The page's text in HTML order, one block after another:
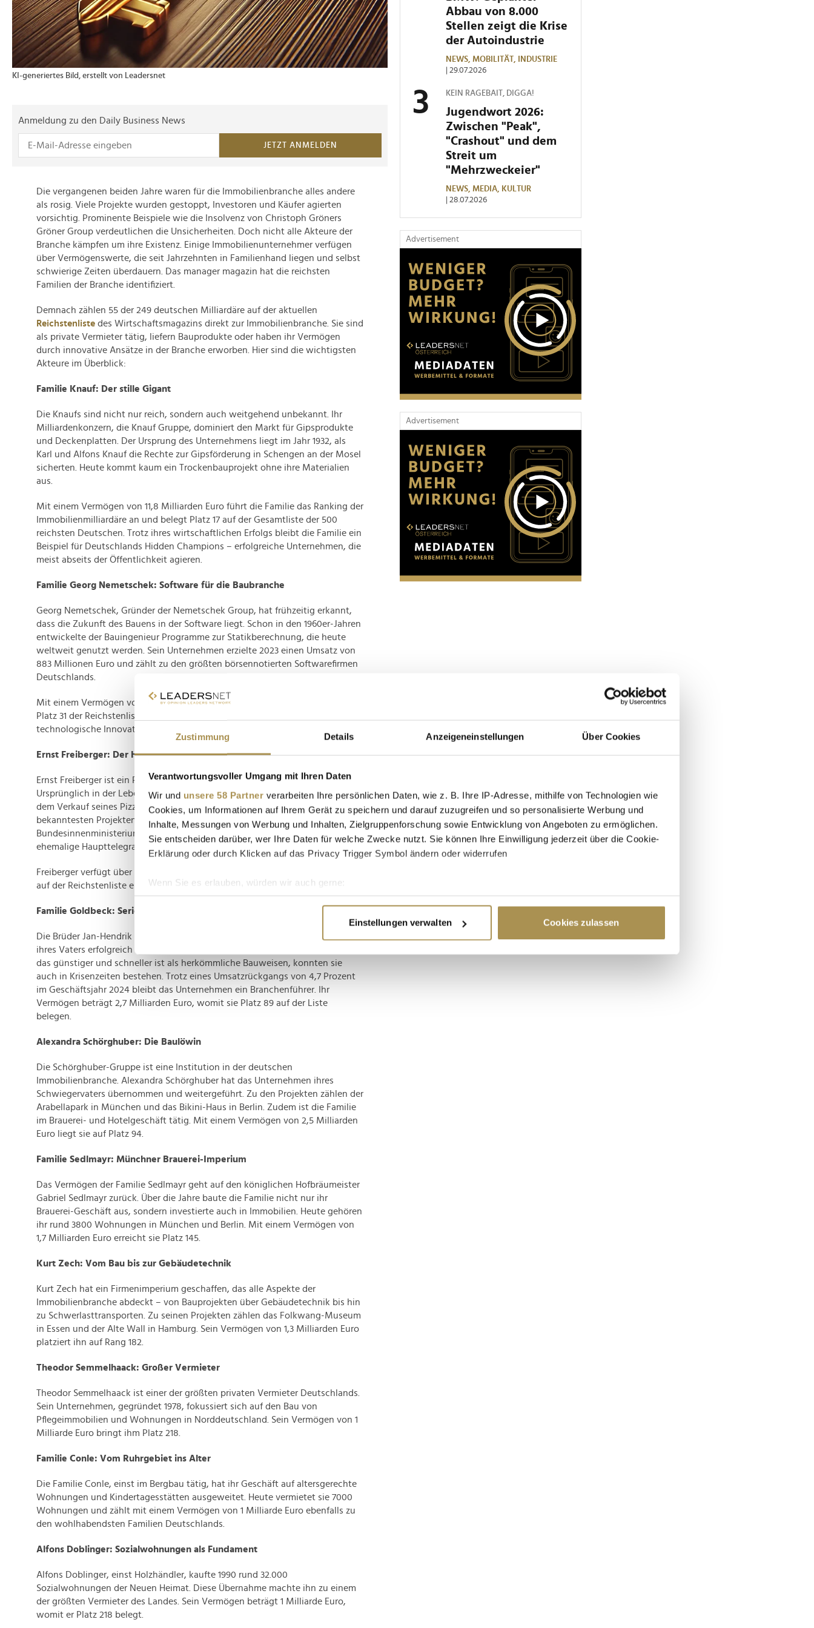
Zustimmung Details Anzeigeneinstellungen Über Cookies
Verantwortungsvoller Umgang mit Ihren Daten
Wir und unsere 58 Partner verarbeiten Ihre persönlichen Daten, wie z. B. Ihre IP-Adresse, mithilfe von Technologien wie
Cookies, um Informationen auf Ihrem Gerät zu speichern und darauf zuzugreifen und so personalisierte Werbung und
Inhalte, Messungen von Werbung und Inhalten, Zielgruppenforschung sowie Entwicklung von Angeboten zu ermöglichen.
Sie entscheiden darüber, wer Ihre Daten für welche Zwecke nutzt. Sie können Ihre Einwilligung jederzeit über die Cookie-
Erklärung oder durch Klicken auf das Privacy Trigger Symbol ändern oder widerrufen
Wenn Sie es erlauben, würden wir auch gerne:
Informationen über Ihre geografische Lage erfassen, welche bis auf einige Meter genau sein können
Erfahren Sie mehr darüber, wie Ihre persönlichen Daten verarbeitet werden, und legen Sie Ihre Präferenzen im
Wir verwenden Cookies, um Inhalte und Anzeigen zu personalisieren, Funktionen für soziale Medien anbieten zu können
und die Zugriffe auf unsere Website zu analysieren. Außerdem geben wir Informationen zu Ihrer Verwendung unserer
Website an unsere Partner für soziale Medien, Werbung und Analysen weiter. Unsere Partner führen diese Informationen
Einstellungen verwalten Cookies zulassen
KI-generiertes Bild, erstellt von Leadersnet
Anmeldung zu den Daily Business News
JETZT ANMELDEN
Die vergangenen beiden Jahre waren für die Immobilienbranche alles andere
als rosig. Viele Projekte wurden gestoppt, Investoren und Käufer agierten
vorsichtig. Prominente Beispiele wie die Insolvenz von Christoph Gröners
Gröner Group verdeutlichen die Unsicherheiten. Doch nicht alle Akteure der
Branche kämpfen um ihre Existenz. Einige Immobilienunternehmer verfügen
über Vermögenswerte, die seit Jahrzehnten in Familienhand liegen und selbst
schwierige Zeiten überdauern. Das manager magazin hat die reichsten
Familien der Branche identifiziert.
Demnach zählen 55 der 249 deutschen Milliardäre auf der aktuellen
Reichstenliste des Wirtschaftsmagazins direkt zur Immobilienbranche. Sie sind
als private Vermieter tätig, liefern Bauprodukte oder haben ihr Vermögen
durch innovative Ansätze in der Branche erworben. Hier sind die wichtigsten
Akteure im Überblick:
Familie Knauf: Der stille Gigant
Die Knaufs sind nicht nur reich, sondern auch weitgehend unbekannt. Ihr
Milliardenkonzern, die Knauf Gruppe, dominiert den Markt für Gipsprodukte
und Deckenplatten. Der Ursprung des Unternehmens liegt im Jahr 1932, als
Karl und Alfons Knauf die Rechte zur Gipsförderung in Schengen an der Mosel
sicherten. Heute kommt kaum ein Trockenbauprojekt ohne ihre Materialien
aus.
Mit einem Vermögen von 11,8 Milliarden Euro führt die Familie das Ranking der
Immobilienmilliardäre an und belegt Platz 17 auf der Gesamtliste der 500
reichsten Deutschen. Trotz ihres wirtschaftlichen Erfolgs bleibt die Familie ein
Beispiel für Deutschlands Hidden Champions – erfolgreiche Unternehmen, die
meist abseits der Öffentlichkeit agieren.
Familie Georg Nemetschek: Software für die Baubranche
Georg Nemetschek, Gründer der Nemetschek Group, hat frühzeitig erkannt,
dass die Zukunft des Bauens in der Software liegt. Schon in den 1960er-Jahren
entwickelte der Bauingenieur Programme zur Statikberechnung, die heute
weltweit genutzt werden. Sein Unternehmen erzielte 2023 einen Umsatz von
883 Millionen Euro und zählt zu den größten börsennotierten Softwarefirmen
Deutschlands.
Mit einem Vermögen von 6,3 Milliarden Euro steht die Familie Nemetschek auf
Platz 31 der Reichstenliste. Ihr Erfolg unterstreicht, wie wichtig
technologische Innovationen in der Baubranche geworden sind.
Ernst Freiberger: Der Hauptstädter
Ernst Freiberger ist ein Paradebeispiel für unternehmerischen Wandel.
Ursprünglich in der Lebensmittelbranche tätig, investierte er den Gewinn aus
dem Verkauf seines Pizza-Unternehmens in Berliner Immobilien. Zu seinen
bekanntesten Projekten zählen das Spreebogen-Areal, in dem heute das
Bundesinnenministerium residiert, und historische Gebäude wie das
ehemalige Haupttelegrafenamt.
Freiberger verfügt über ein Vermögen von 3 Milliarden Euro, was ihm Platz 80
auf der Reichstenliste einbringt.
Familie Goldbeck: Serielle Sanierer
Die Brüder Jan-Hendrik und Jörg-Uwe Goldbeck haben das Bauunternehmen
ihres Vaters erfolgreich weiterentwickelt. Mit ihrem Fokus auf serielles Bauen,
das günstiger und schneller ist als herkömmliche Bauweisen, konnten sie
auch in Krisenzeiten bestehen. Trotz eines Umsatzrückgangs von 4,7 Prozent
im Geschäftsjahr 2024 bleibt das Unternehmen ein Branchenführer. Ihr
Vermögen beträgt 2,7 Milliarden Euro, womit sie Platz 89 auf der Liste
belegen.
Alexandra Schörghuber: Die Baulöwin
Die Schörghuber-Gruppe ist eine Institution in der deutschen
Immobilienbranche. Alexandra Schörghuber hat das Unternehmen ihres
Schwiegervaters übernommen und weitergeführt. Zu den Projekten zählen der
Arabellapark in München und das Bikini-Haus in Berlin. Zudem ist die Familie
im Brauerei- und Hotelgeschäft tätig. Mit einem Vermögen von 2,5 Milliarden
Euro liegt sie auf Platz 94.
Familie Sedlmayr: Münchner Brauerei-Imperium
Das Vermögen der Familie Sedlmayr geht auf den königlichen Hofbräumeister
Gabriel Sedlmayr zurück. Über die Jahre baute die Familie nicht nur ihr
Brauerei-Geschäft aus, sondern investierte auch in Immobilien. Heute gehören
ihr rund 3800 Wohnungen in München und Berlin. Mit einem Vermögen von
1,7 Milliarden Euro erreicht sie Platz 145.
Kurt Zech: Vom Bau bis zur Gebäudetechnik
Kurt Zech hat ein Firmenimperium geschaffen, das alle Aspekte der
Immobilienbranche abdeckt – von Bauprojekten über Gebäudetechnik bis hin
zu Schwerlasttransporten. Zu seinen Projekten zählen das Folkwang-Museum
in Essen und der Alte Wall in Hamburg. Sein Vermögen von 1,3 Milliarden Euro
platziert ihn auf Rang 182.
Theodor Semmelhaack: Großer Vermieter
Theodor Semmelhaack ist einer der größten privaten Vermieter Deutschlands.
Sein Unternehmen, gegründet 1978, fokussiert sich auf den Bau von
Pflegeimmobilien und Wohnungen in Norddeutschland. Sein Vermögen von 1
Milliarde Euro bringt ihm Platz 218.
Familie Conle: Vom Ruhrgebiet ins Alter
Die Familie Conle, einst im Bergbau tätig, hat ihr Geschäft auf altersgerechte
Wohnungen und Kindertagesstätten ausgeweitet. Heute vermietet sie 7000
Wohnungen und zählt mit einem Vermögen von 1 Milliarde Euro ebenfalls zu
den wohlhabendsten Familien Deutschlands.
Alfons Doblinger: Sozialwohnungen als Fundament
Alfons Doblinger, einst Holzhändler, kaufte 1990 rund 32.000
Sozialwohnungen der Neuen Heimat. Diese Übernahme machte ihn zu einem
der größten Vermieter des Landes. Sein Vermögen beträgt 1 Milliarde Euro,
womit er Platz 218 belegt.
Abbau von 8.000
Stellen zeigt die Krise
der Autoindustrie
NEWS, MOBILITÄT,
INDUSTRIE
| 29.07.2026
KEIN RAGEBAIT, DIGGA!
Jugendwort 2026:
Zwischen "Peak",
"Crashout" und dem
Streit um
"Mehrzweckeier"
NEWS, MEDIA,
KULTUR
| 28.07.2026
Advertisement
Advertisement